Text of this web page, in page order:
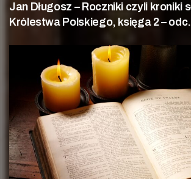
Jan Długosz – Roczniki czyli kroniki
Królestwa Polskiego, księga 2 –